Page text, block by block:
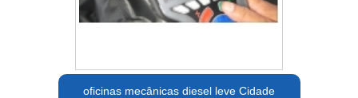
oficinas mecânicas diesel leve Cidade